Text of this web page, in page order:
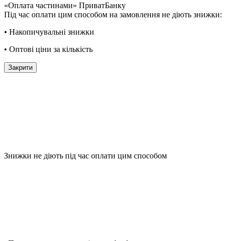
«Оплата частинами» ПриватБанку
Під час оплати цим способом на замовлення не діють знижки:
• Накопичувальні знижки
• Оптові ціни за кількість
Закрити
Знижки не діють під час оплати цим способом